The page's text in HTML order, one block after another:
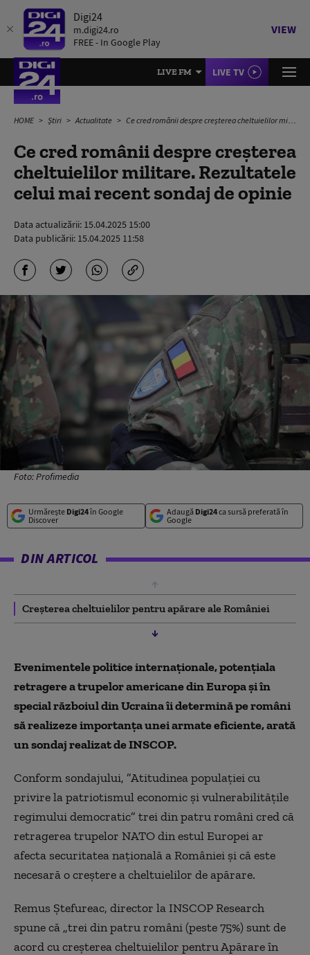
Digi24
m.digi24.ro
FREE - In Google Play
VIEW
LIVE FM LIVE TV
HOME Știri Actualitate Ce cred românii despre creșterea cheltuielilor militare. Rezultatele celui mai recent sondaj de opinie
Ce cred românii despre creșterea
cheltuielilor militare. Rezultatele
celui mai recent sondaj de opinie
Data actualizării: 15.04.2025 15:00
Data publicării: 15.04.2025 11:58
Foto: Profimedia
Urmărește Digi24în Google
Discover
Adaugă Digi24ca sursă preferată în
Google
DIN ARTICOL
Creșterea cheltuielilor pentru apărare ale României
Evenimentele politice internaționale, potențiala
retragere a trupelor americane din Europa și în
special războiul din Ucraina îi determină pe români
să realizeze importanţa unei armate eficiente, arată
un sondaj realizat de INSCOP.
Conform sondajului, ”Atitudinea populaţiei cu
privire la patriotismul economic şi vulnerabilităţile
regimului democratic” trei din patru români cred că
retragerea trupelor NATO din estul Europei ar
afecta securitatea naţională a României și că este
necesară o creștere a cheltuielilor de apărare.
Remus Ştefureac, director la INSCOP Research
spune că „trei din patru români (peste 75%) sunt de
acord cu creșterea cheltuielilor pentru Apărare în